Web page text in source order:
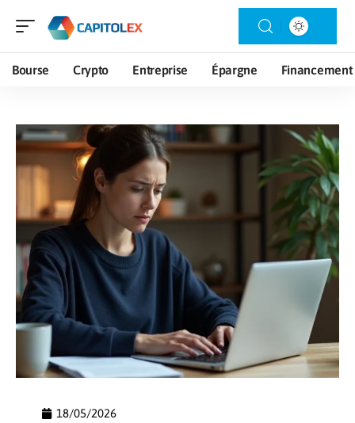
Bourse Crypto Entreprise Épargne Financement
18/05/2026